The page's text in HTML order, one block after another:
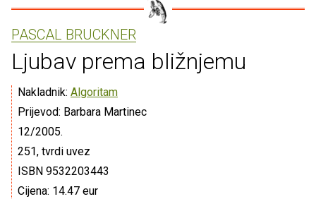
PASCAL BRUCKNER
Ljubav prema bližnjemu
Nakladnik: Algoritam
Prijevod: Barbara Martinec
12/2005.
251, tvrdi uvez
ISBN 9532203443
Cijena: 14.47 eur